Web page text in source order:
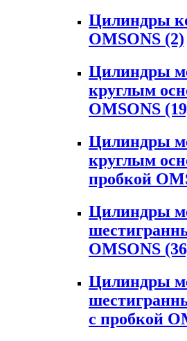
Цилиндры
OMSONS (2)
Цилиндры
круглым
OMSONS
Цилиндры
круглым
пробкой
Цилиндры
OMSONS
Цилиндры
с пробкой